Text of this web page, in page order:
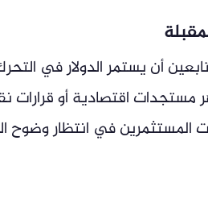
أن يستمر الدولار في
مستجدات اقتصادية أو
في انتظار وضوح